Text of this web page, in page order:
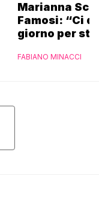
Marianna
Famosi: “Ci
giorno per
FABIANO MINACCI